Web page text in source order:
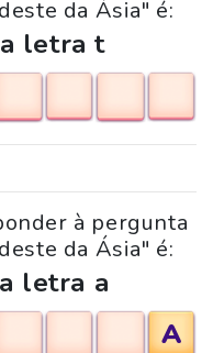
da Ásia" é:
a letra t
à pergunta
da Ásia" é:
letra a
A